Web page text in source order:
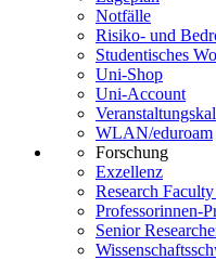
Notfälle
Risiko- und
Studentisches
Uni-Shop
Uni-Account
WLAN/eduroam
Forschung
Exzellenz
Research
Professorinnen-
Senior